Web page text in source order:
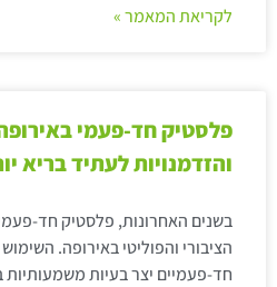
לקריאת המאמר »
פלסטיק חד-פעמי
והזדמנויות לעתיד בריא
בשנים האחרונות, פלסטיק חד-
הציבורי והפוליטי באירופה.
חד-פעמיים יצר בעיות